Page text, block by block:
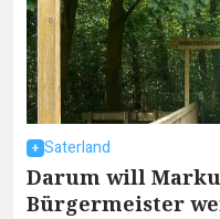
Saterland
Darum will
Bürgermeister